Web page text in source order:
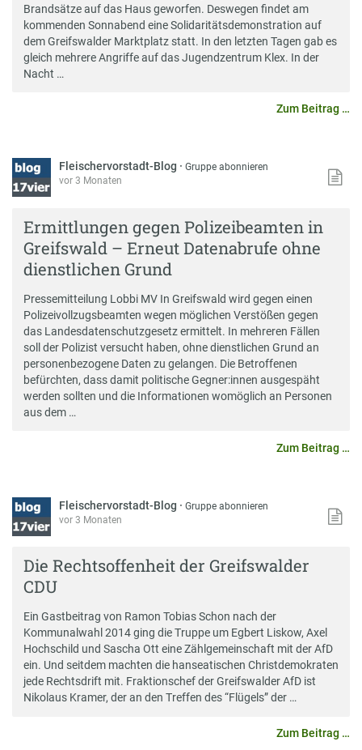
Brandsätze auf das Haus geworfen. Deswegen findet am
kommenden Sonnabend eine Solidaritätsdemonstration auf
dem Greifswalder Marktplatz statt. In den letzten Tagen gab es
gleich mehrere Angriffe auf das Jugendzentrum Klex. In der
Nacht …
Zum Beitrag …
Fleischervorstadt-Blog ·Gruppe abonnieren
vor 3 Monaten
Ermittlungen gegen Polizeibeamten in
Greifswald – Erneut Datenabrufe ohne
dienstlichen Grund
Pressemitteilung Lobbi MV In Greifswald wird gegen einen
Polizeivollzugsbeamten wegen möglichen Verstößen gegen
das Landesdatenschutzgesetz ermittelt. In mehreren Fällen
soll der Polizist versucht haben, ohne dienstlichen Grund an
personenbezogene Daten zu gelangen. Die Betroffenen
befürchten, dass damit politische Gegner:innen ausgespäht
werden sollten und die Informationen womöglich an Personen
aus dem …
Zum Beitrag …
Fleischervorstadt-Blog ·Gruppe abonnieren
vor 3 Monaten
Die Rechtsoffenheit der Greifswalder
CDU
Ein Gastbeitrag von Ramon Tobias Schon nach der
Kommunalwahl 2014 ging die Truppe um Egbert Liskow, Axel
Hochschild und Sascha Ott eine Zählgemeinschaft mit der AfD
ein. Und seitdem machten die hanseatischen Christdemokraten
jede Rechtsdrift mit. Fraktionschef der Greifswalder AfD ist
Nikolaus Kramer, der an den Treffen des “Flügels” der …
Zum Beitrag …